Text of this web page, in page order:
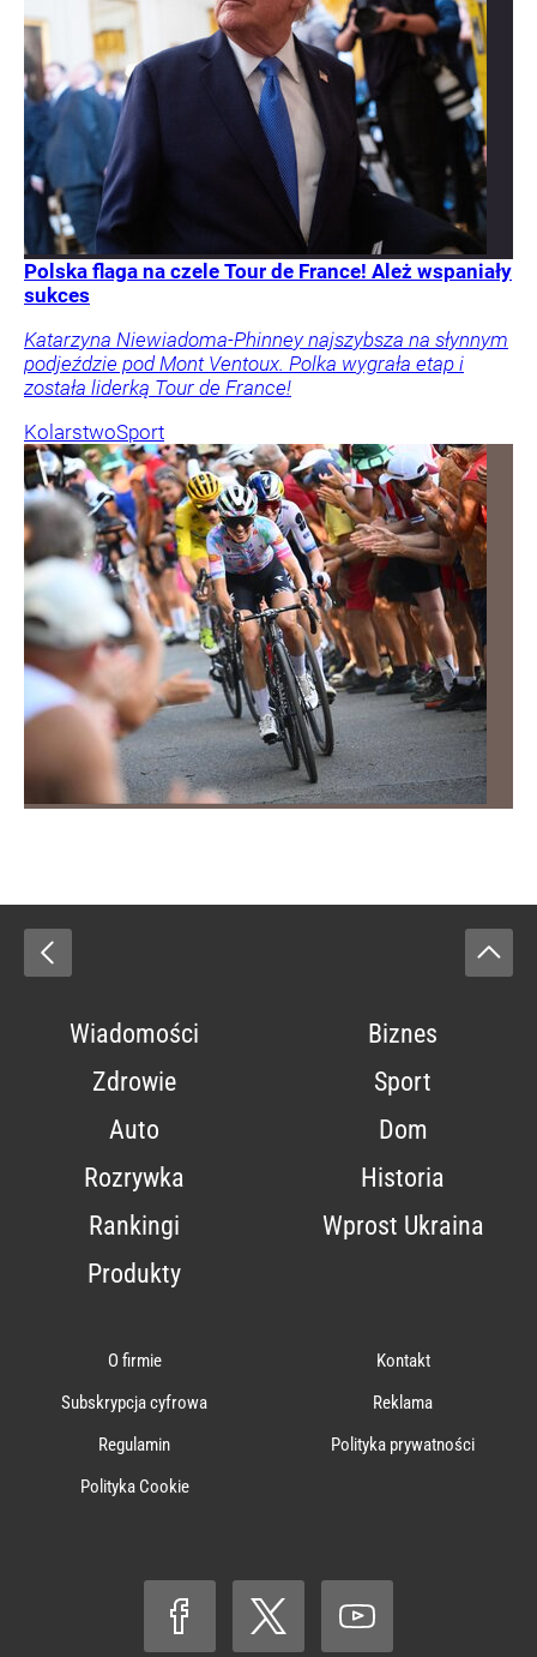
Polska flaga na czele Tour de France! Ależ wspaniały
sukces
Katarzyna Niewiadoma-Phinney najszybsza na słynnym
podjeździe pod Mont Ventoux. Polka wygrała etap i
została liderką Tour de France!
KolarstwoSport
Wiadomości
Biznes
Zdrowie
Sport
Auto
Dom
Rozrywka
Historia
Rankingi
Wprost Ukraina
Produkty
O firmie
Kontakt
Subskrypcja cyfrowa
Reklama
Regulamin
Polityka prywatności
Polityka Cookie